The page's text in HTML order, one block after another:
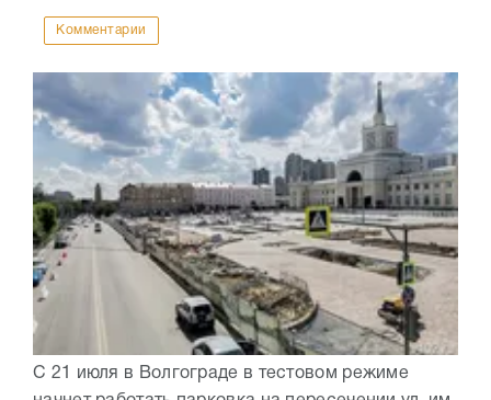
Комментарии
С 21 июля в Волгограде в тестовом режиме